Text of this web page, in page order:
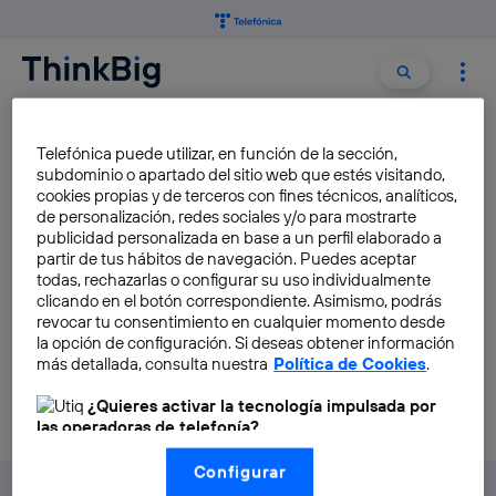
Buscar
TANTEO
Con Tanteo app ya no te
perderás ningún partido
Antonio Adrados Herrero
Telefónica puede utilizar, en función de la sección,
subdominio o apartado del sitio web que estés visitando,
cookies propias y de terceros con fines técnicos, analíticos,
de personalización, redes sociales y/o para mostrarte
publicidad personalizada en base a un perfil elaborado a
partir de tus hábitos de navegación. Puedes aceptar
todas, rechazarlas o configurar su uso individualmente
clicando en el botón correspondiente. Asimismo, podrás
revocar tu consentimiento en cualquier momento desde
la opción de configuración. Si deseas obtener información
más detallada, consulta nuestra Política de Cookies.
¿Quieres activar la tecnología impulsada por
las operadoras de telefonía?
Nosotros, Telefónica S.A., utilizamos la tecnología Utiq para
realizar nuestras acciones de marketing digital o análisis
Configurar